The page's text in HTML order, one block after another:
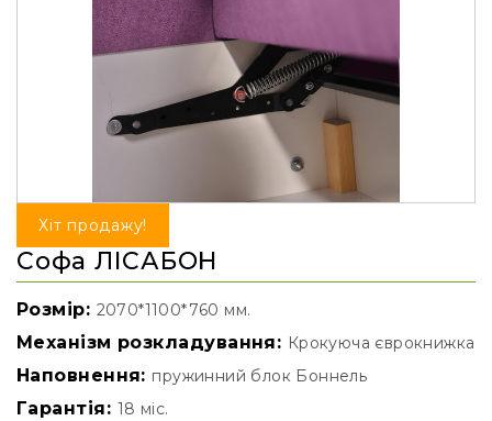
Хіт продажу!
Софа ЛІСАБОН
Розмір: 2070*1100*760 мм.
Механізм розкладування: Крокуюча єврокнижка
Наповнення: пружинний блок Боннель
Гарантія: 18 міс.